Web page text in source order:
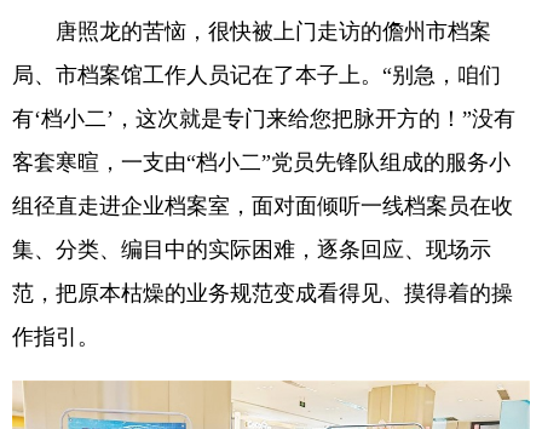
唐照龙的苦恼，很快被上门走访的儋州市档案
局、市档案馆工作人员记在了本子上。“别急，咱们
有‘档小二’，这次就是专门来给您把脉开方的！”没有
客套寒暄，一支由“档小二”党员先锋队组成的服务小
组径直走进企业档案室，面对面倾听一线档案员在收
集、分类、编目中的实际困难，逐条回应、现场示
范，把原本枯燥的业务规范变成看得见、摸得着的操
作指引。